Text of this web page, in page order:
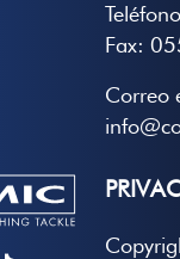
Fax:
Correo